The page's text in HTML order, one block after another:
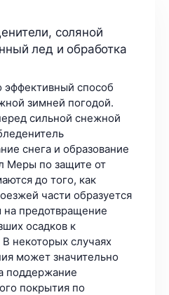
соляной
лед и обработка
эффективный способ
зимней погодой.
сильной снежной
снега и образование
Меры по защите от
до того, как
части образуется
предотвращение
осадков к
некоторых случаях
может значительно
поддержание
покрытия по